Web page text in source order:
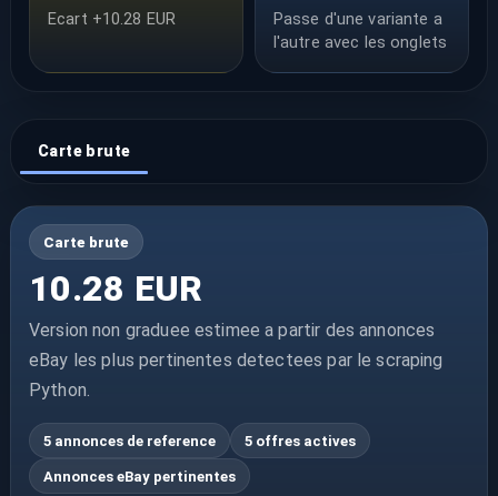
Ecart +10.28 EUR
Passe d'une variante a
l'autre avec les onglets
Carte brute
Carte brute
10.28 EUR
Version non graduee estimee a partir des annonces
eBay les plus pertinentes detectees par le scraping
Python.
5 annonces de reference 5 offres actives
Annonces eBay pertinentes